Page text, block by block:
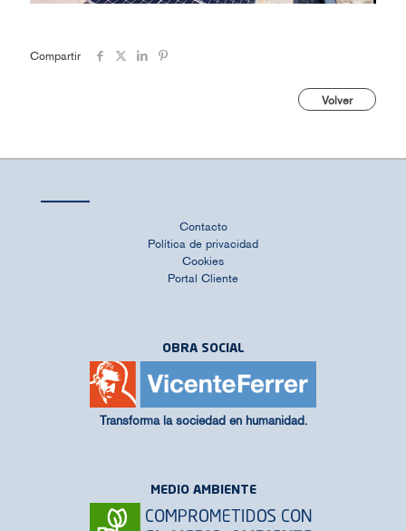
Compartir
Volver
Contacto
Política de privacidad
Cookies
Portal Cliente
OBRA SOCIAL
Transforma la sociedad en humanidad.
MEDIO AMBIENTE